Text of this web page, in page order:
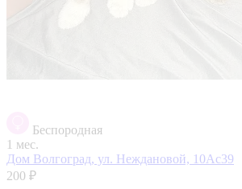
Беспородная
1 мес.
Дом Волгоград, ул. Неждановой, 10Ас39
200 ₽